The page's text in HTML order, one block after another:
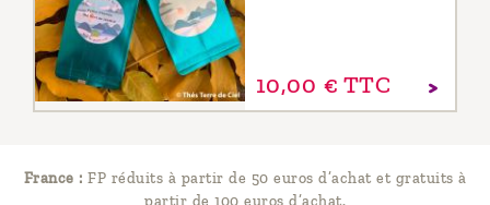
10,00 € TTC
France : FP réduits à partir de 50 euros d’achat et gratuits à
partir de 100 euros d’achat.